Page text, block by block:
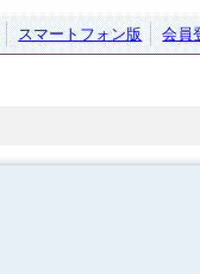
スマートフォン版 会員